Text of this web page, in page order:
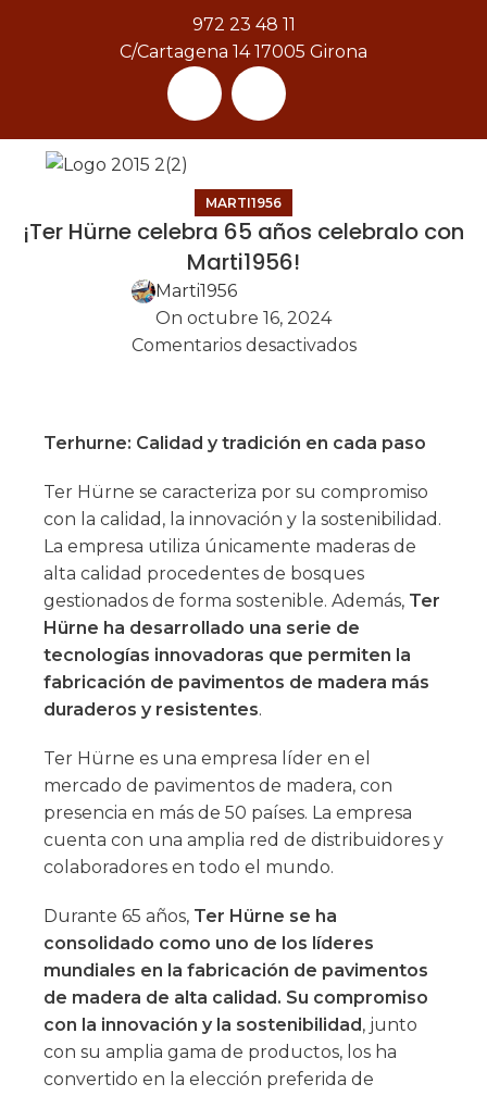
972 23 48 11
C/Cartagena 14 17005 Girona
MARTI1956
¡Ter Hürne celebra 65 años celebralo con
Marti1956!
Marti1956
On octubre 16, 2024
Comentarios desactivados
Terhurne: Calidad y tradición en cada paso
Ter Hürne se caracteriza por su compromiso
con la calidad, la innovación y la sostenibilidad.
La empresa utiliza únicamente maderas de
alta calidad procedentes de bosques
gestionados de forma sostenible. Además, Ter
Hürne ha desarrollado una serie de
tecnologías innovadoras que permiten la
fabricación de pavimentos de madera más
duraderos y resistentes.
Ter Hürne es una empresa líder en el
mercado de pavimentos de madera, con
presencia en más de 50 países. La empresa
cuenta con una amplia red de distribuidores y
colaboradores en todo el mundo.
Durante 65 años, Ter Hürne se ha
consolidado como uno de los líderes
mundiales en la fabricación de pavimentos
de madera de alta calidad. Su compromiso
con la innovación y la sostenibilidad , junto
con su amplia gama de productos, los ha
convertido en la elección preferida de